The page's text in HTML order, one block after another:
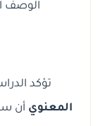
الوصف
تؤكد
المعنوي أن